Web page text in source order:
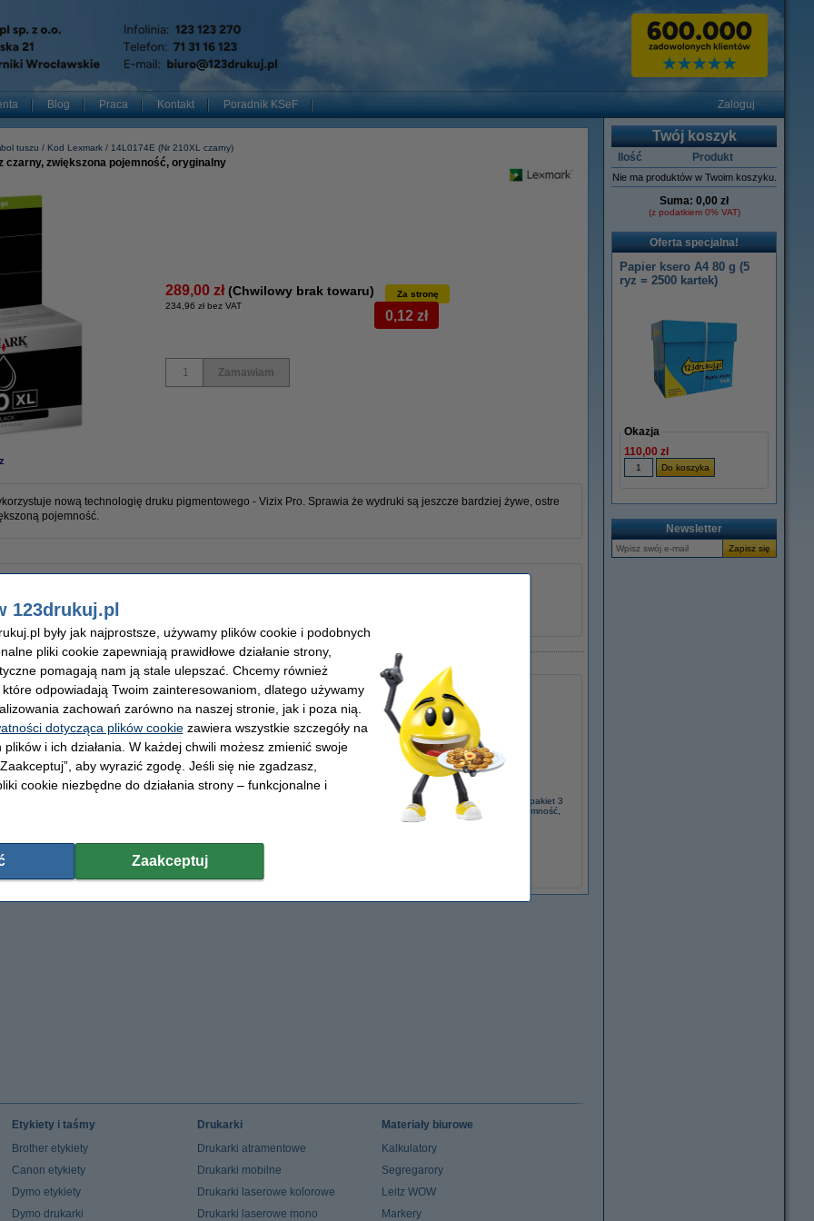
Blog Praca Kontakt Poradnik KSeF Zaloguj
tuszu Kod Lexmark 14L0174E (Nr 210XL czarny)
czarny, zwiększona pojemność, oryginalny
289,00 zł(Chwilowy brak towaru)
234,96 zł bez VAT
Za stronę
0,12 zł
Zamawiam
nową technologię druku pigmentowego - Vizix Pro. Sprawia że wydruki są jeszcze bardziej żywe, ostre
pojemność.
Lexmark 14L0269E (Nr 210XL) pakiet 3
tuszów C/M/Y, zwiększona pojemność,
oryginalny
Twój koszyk
Ilość Produkt
Nie ma produktów w Twoim koszyku.
Suma: 0,00 zł
(z podatkiem 0% VAT)
Oferta specjalna!
Papier ksero A4 80 g (5
ryz = 2500 kartek)
Okazja
110,00 zł
Newsletter
Etykiety i taśmy
Brother etykiety
Canon etykiety
Dymo etykiety
Dymo drukarki
Drukarki
Drukarki atramentowe
Drukarki mobilne
Drukarki laserowe kolorowe
Drukarki laserowe mono
Materiały biurowe
Kalkulatory
Segregarory
Leitz WOW
Markery
123drukuj.pl
były jak najprostsze, używamy plików cookie i podobnych
pliki cookie zapewniają prawidłowe działanie strony,
pomagają nam ją stale ulepszać. Chcemy również
odpowiadają Twoim zainteresowaniom, dlatego używamy
zachowań zarówno na naszej stronie, jak i poza nią.
dotycząca plików cookiezawiera wszystkie szczegóły na
i ich działania. W każdej chwili możesz zmienić swoje
aby wyrazić zgodę. Jeśli się nie zgadzasz,
cookie niezbędne do działania strony – funkcjonalne i
Zaakceptuj